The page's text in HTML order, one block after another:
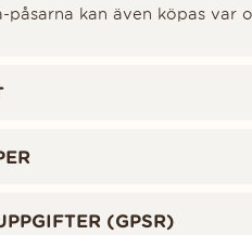
påsarna kan även köpas var
(GPSR)